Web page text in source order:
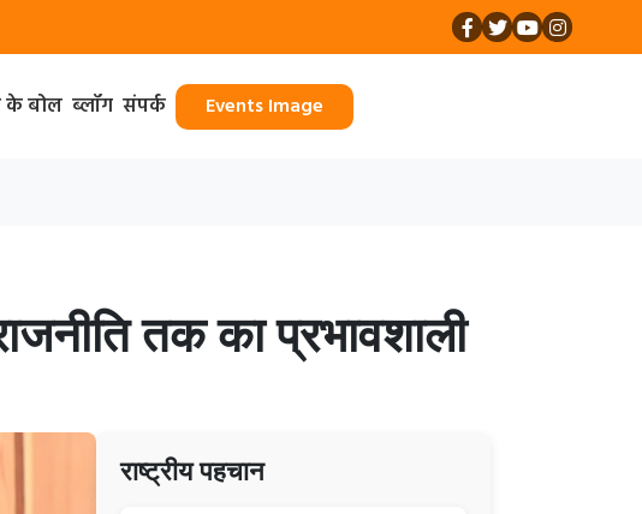
के बोल ब्लॉग संपर्क Events Image
तक का प्रभावशाली
राष्ट्रीय पहचान